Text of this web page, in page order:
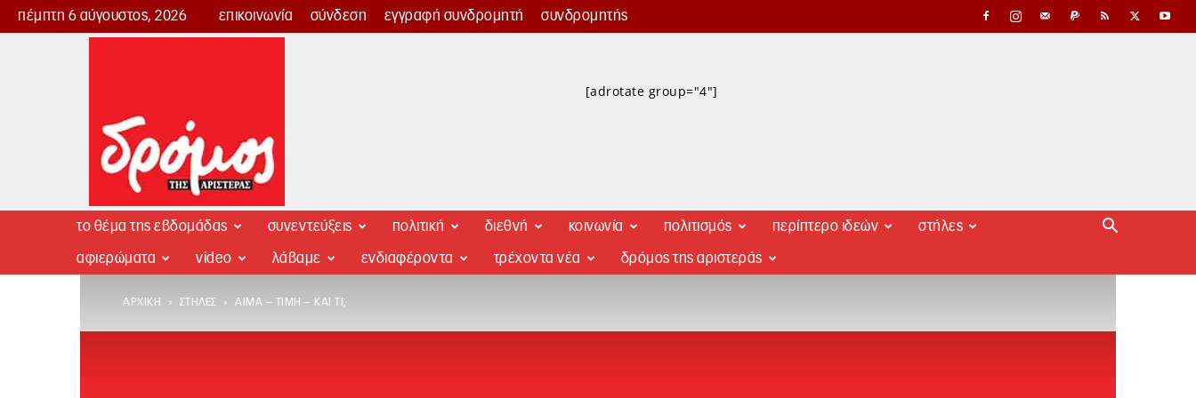
πέμπτη 6 αύγουστος, 2026 επικοινωνία σύνδεση εγγραφή συνδρομητή συνδρομητής
Δρόμος
[adrotate group="4"]
το θέμα της εβδομάδας συνεντεύξεις πολιτική διεθνή κοινωνία πολιτισμός περίπτερο ιδεών στήλες
αφιερώματα video λάβαμε ενδιαφέροντα τρέχοντα νέα δρόμος της αριστεράς
ΑΡΧΙΚΉ ΣΤΉΛΕΣ ΑΊΜΑ – ΤΙΜΉ – ΚΑΙ ΤΙ;